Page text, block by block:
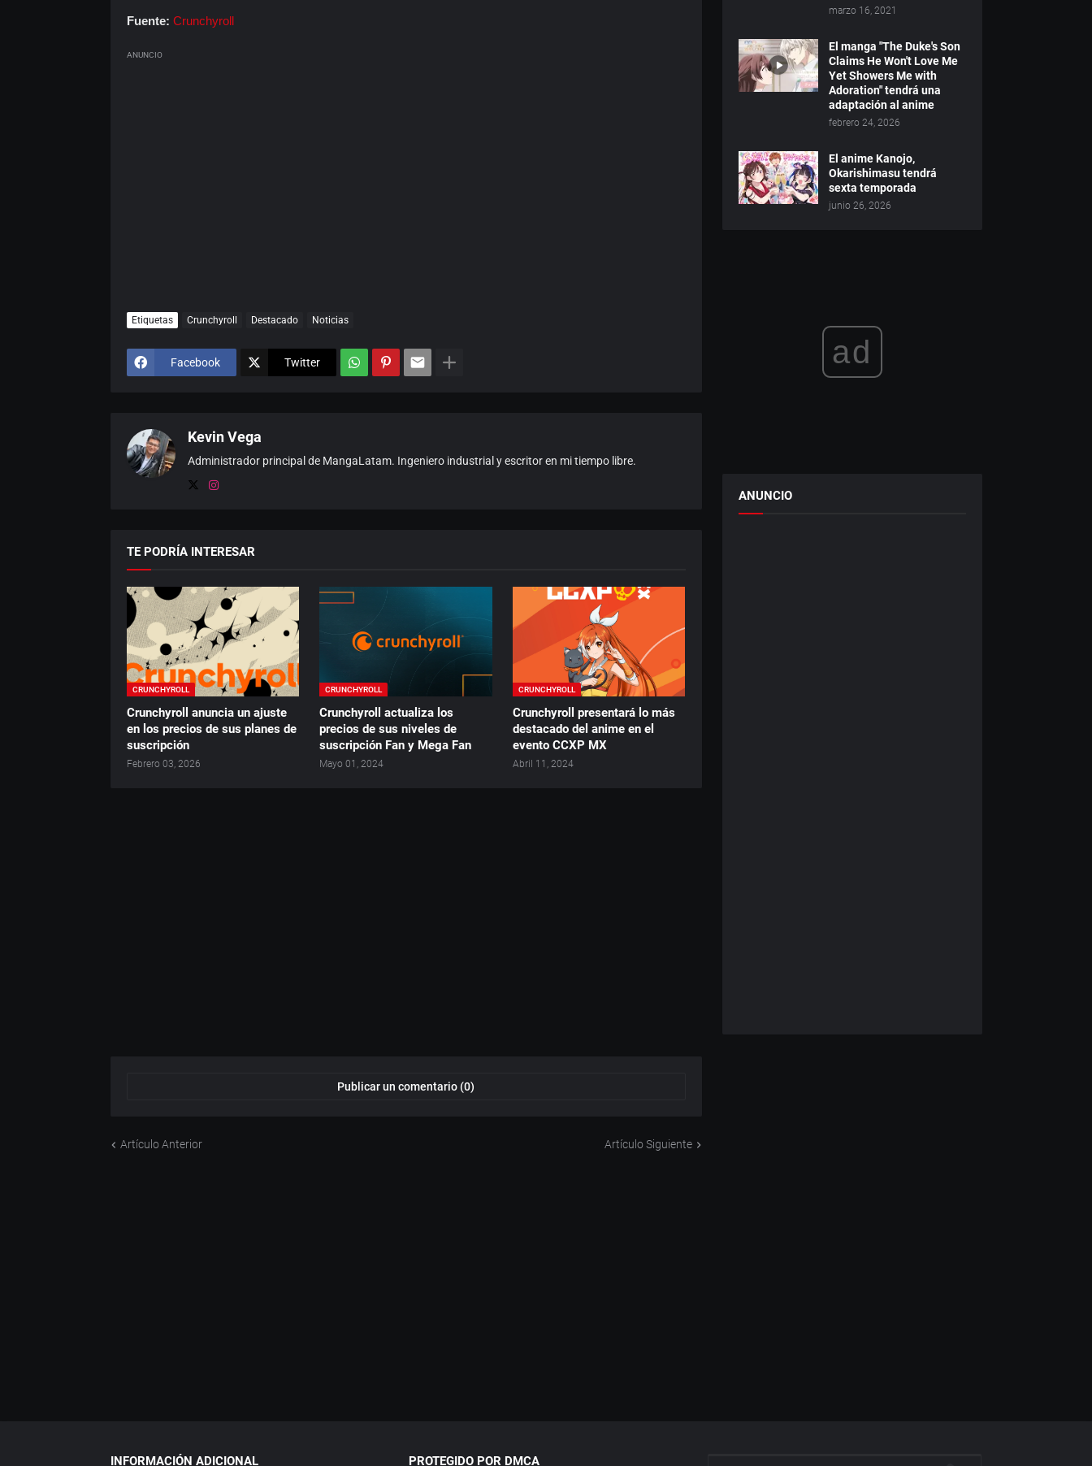
Fuente: Crunchyroll
ANUNCIO
Etiquetas Crunchyroll Destacado Noticias
Facebook Twitter
Kevin Vega
Administrador principal de MangaLatam. Ingeniero industrial y escritor en mi tiempo libre.
TE PODRÍA INTERESAR
CRUNCHYROLL
Crunchyroll anuncia un ajuste
en los precios de sus planes de
suscripción
Febrero 03, 2026
CRUNCHYROLL
Crunchyroll actualiza los
precios de sus niveles de
suscripción Fan y Mega Fan
Mayo 01, 2024
CRUNCHYROLL
Crunchyroll presentará lo más
destacado del anime en el
evento CCXP MX
Abril 11, 2024
Publicar un comentario (0)
Artículo Anterior Artículo Siguiente
marzo 16, 2021
El manga "The Duke's Son
Claims He Won't Love Me
Yet Showers Me with
Adoration" tendrá una
adaptación al anime
febrero 24, 2026
El anime Kanojo,
Okarishimasu tendrá
sexta temporada
junio 26, 2026
ad
ANUNCIO
INFORMACIÓN ADICIONAL PROTEGIDO POR DMCA